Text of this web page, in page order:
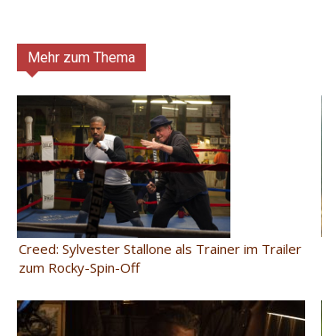
Mehr zum Thema
Creed: Sylvester Stallone als Trainer im Trailer
zum Rocky-Spin-Off